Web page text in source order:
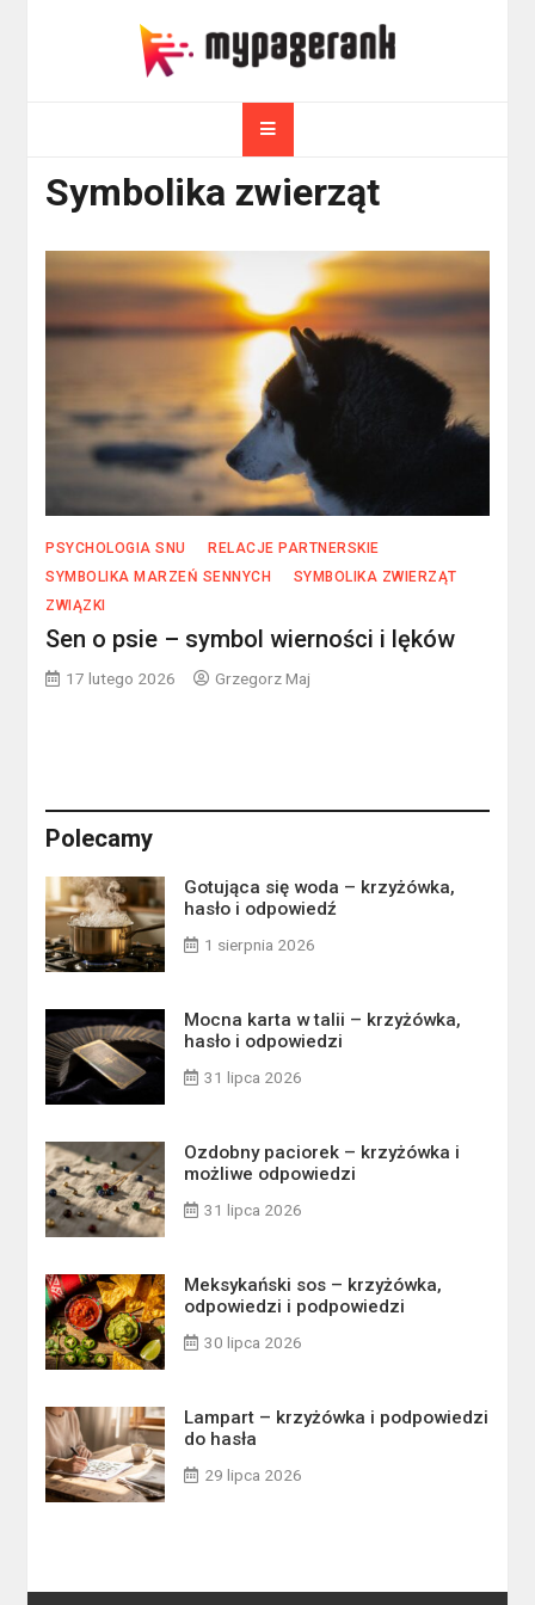
myPageRank.pl
Symbolika zwierząt
PSYCHOLOGIA SNU
RELACJE PARTNERSKIE
SYMBOLIKA MARZEŃ SENNYCH
SYMBOLIKA ZWIERZĄT
ZWIĄZKI
Sen o psie – symbol wierności i lęków
17 lutego 2026 Grzegorz Maj
Polecamy
Gotująca się woda – krzyżówka,
hasło i odpowiedź
1 sierpnia 2026
Mocna karta w talii – krzyżówka,
hasło i odpowiedzi
31 lipca 2026
Ozdobny paciorek – krzyżówka i
możliwe odpowiedzi
31 lipca 2026
Meksykański sos – krzyżówka,
odpowiedzi i podpowiedzi
30 lipca 2026
Lampart – krzyżówka i podpowiedzi
do hasła
29 lipca 2026